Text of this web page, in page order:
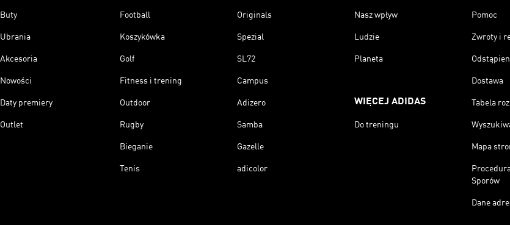
Buty
Ubrania
Akcesoria
Nowości
Daty premiery
Outlet
Football
Koszykówka
Golf
Fitness i trening
Outdoor
Rugby
Bieganie
Tenis
Originals
Spezial
SL72
Campus
Adizero
Samba
Gazelle
adicolor
Nasz wpływ
Ludzie
Planeta
WIĘCEJ ADIDAS
Do treningu
Pomoc
Zwroty i
Dostawa
Tabela
Mapa
Sporów
Dane